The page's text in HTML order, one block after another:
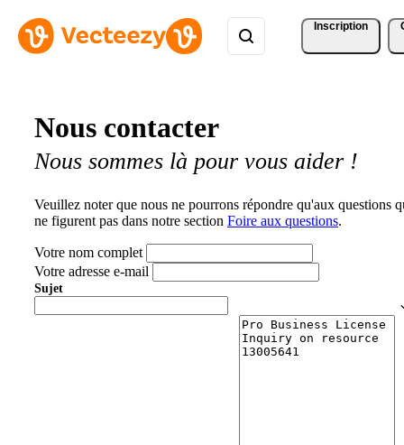
Inscription
Nous contacter
Nous sommes là pour vous aider !
Veuillez noter que nous ne pourrons répondre qu'aux questions
ne figurent pas dans notre section Foire aux questions.
Votre nom complet
Votre adresse e-mail
Sujet